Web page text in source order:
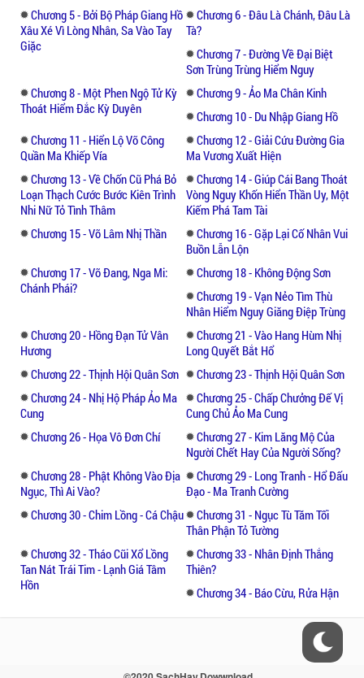
Chương 5 - Bởi Bộ Pháp Giang Hồ
Xâu Xé Vì Lòng Nhân, Sa Vào Tay
Giặc
Chương 6 - Đâu Là Chánh, Đâu Là
Tà?
Chương 7 - Đường Về Đại Biệt
Sơn Trùng Trùng Hiểm Nguy
Chương 8 - Một Phen Ngộ Tử Kỳ
Thoát Hiểm Đắc Kỳ Duyên
Chương 9 - Ảo Ma Chân Kinh
Chương 10 - Du Nhập Giang Hồ
Chương 11 - Hiển Lộ Võ Công
Quần Ma Khiếp Vía
Chương 12 - Giải Cứu Đường Gia
Ma Vương Xuất Hiện
Chương 13 - Về Chốn Cũ Phá Bỏ
Loạn Thạch Cước Bước Kiên Trình
Nhi Nữ Tỏ Tình Thâm
Chương 14 - Giúp Cái Bang Thoát
Vòng Nguy Khốn Hiển Thần Uy, Một
Kiếm Phá Tam Tài
Chương 15 - Võ Lâm Nhị Thần
Chương 16 - Gặp Lại Cố Nhân Vui
Buồn Lẫn Lộn
Chương 17 - Võ Đang, Nga Mi:
Chánh Phái?
Chương 18 - Không Động Sơn
Chương 19 - Vạn Nẻo Tìm Thù
Nhân Hiểm Nguy Giăng Điệp Trùng
Chương 20 - Hồng Đạn Tử Vân
Hương
Chương 21 - Vào Hang Hùm Nhị
Long Quyết Bắt Hổ
Chương 22 - Thịnh Hội Quân Sơn
Chương 23 - Thịnh Hội Quân Sơn
Chương 24 - Nhị Hộ Pháp Ảo Ma
Cung
Chương 25 - Chấp Chưởng Đế Vị
Cung Chủ Ảo Ma Cung
Chương 26 - Họa Vô Đơn Chí
Chương 27 - Kim Lăng Mộ Của
Người Chết Hay Của Người Sống?
Chương 28 - Phật Không Vào Địa
Ngục, Thì Ai Vào?
Chương 29 - Long Tranh - Hổ Đấu
Đạo - Ma Tranh Cường
Chương 30 - Chim Lồng - Cá Chậu
Chương 31 - Ngục Tù Tăm Tối
Thân Phận Tỏ Tường
Chương 32 - Tháo Cũi Xổ Lồng
Tan Nát Trái Tim - Lạnh Giá Tâm
Hồn
Chương 33 - Nhân Định Thắng
Thiên?
Chương 34 - Báo Cừu, Rửa Hận